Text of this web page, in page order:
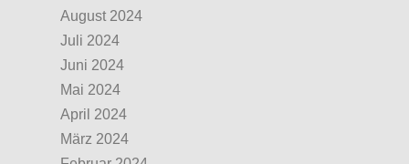
August 2024
Juli 2024
Juni 2024
Mai 2024
April 2024
März 2024